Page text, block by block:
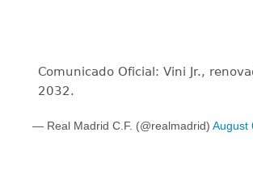
Comunicado Oficial: Vini Jr.,
2032.
— Real Madrid C.F. (@realmadrid) August